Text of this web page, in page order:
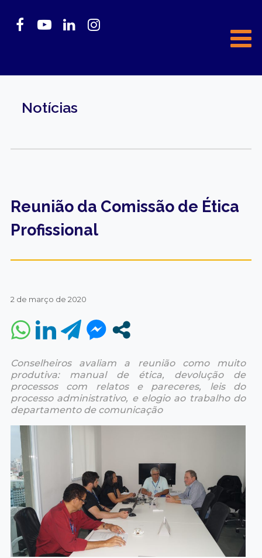
Notícias
Reunião da Comissão de Ética
Profissional
2 de março de 2020
Conselheiros avaliam a reunião como muito
produtiva: manual de ética, devolução de
processos com relatos e pareceres, leis do
processo administrativo, e elogio ao trabalho do
departamento de comunicação